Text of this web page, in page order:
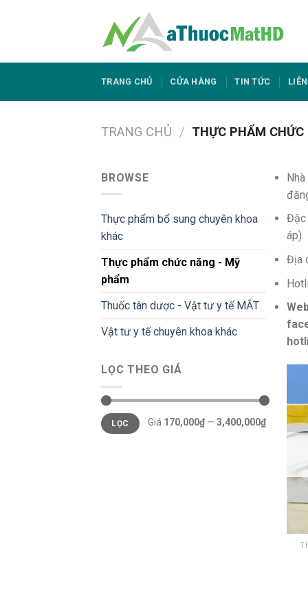
TRANG CHỦ CỬA HÀNG TIN TỨC
TRANG CHỦ / THỰC PHẨM
BROWSE
Thực phẩm bổ sung chuyên khoa
khác
Thực phẩm chức năng - Mỹ
phẩm
Thuốc tân dược - Vật tư y tế MẮT
Vật tư y tế chuyên khoa khác
LỌC THEO GIÁ
Giá
thấp
nhất
Giá
cao
nhất
LỌC Giá 170,000₫ — 3,400,000₫
Đặc
áp).
Địa